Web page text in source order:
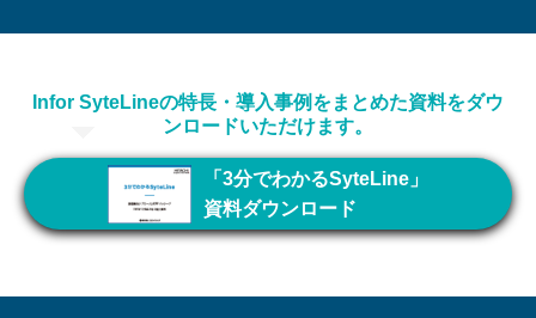
Infor SyteLineの特長・導入事例をまとめた資料をダウ
ンロードいただけます。
「3分でわかるSyteLine」
資料ダウンロード